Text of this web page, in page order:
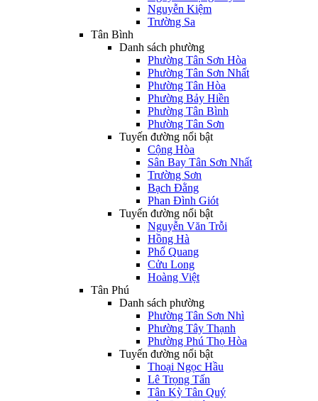
Nguyễn Kiệm
Trường Sa
Tân Bình
Danh sách phường
Phường Tân Sơn Hòa
Phường Tân Sơn Nhất
Phường Tân Hòa
Phường Bảy Hiền
Phường Tân Bình
Phường Tân Sơn
Tuyến đường nổi bật
Cộng Hòa
Sân Bay Tân Sơn Nhất
Trường Sơn
Bạch Đằng
Phan Đình Giót
Tuyến đường nổi bật
Nguyễn Văn Trỗi
Hồng Hà
Phổ Quang
Cửu Long
Hoàng Việt
Tân Phú
Danh sách phường
Phường Tân Sơn Nhì
Phường Tây Thạnh
Phường Phú Thọ Hòa
Tuyến đường nổi bật
Thoại Ngọc Hầu
Lê Trọng Tấn
Tân Kỳ Tân Quý